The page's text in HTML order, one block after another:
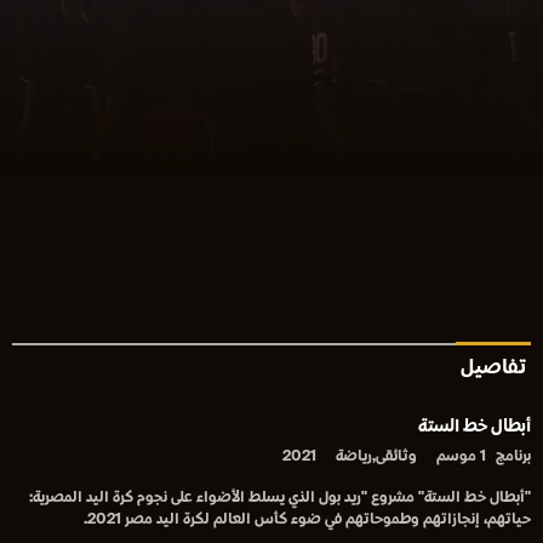
تفاصيل
أبطال خط الستة
برنامج 1 موسم وثائقى,رياضة 2021
"أبطال خط الستة" مشروع "ريد بول الذي يسلط الأضواء على نجوم كرة اليد المصرية:
حياتهم، إنجازاتهم وطموحاتهم في ضوء كأس العالم لكرة اليد مصر 2021.